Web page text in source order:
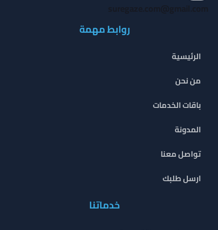
روابط مهمة
الرئيسية
من نحن
باقات الخدمات
المدونة
تواصل معنا
ارسل طلبك
خدماتنا